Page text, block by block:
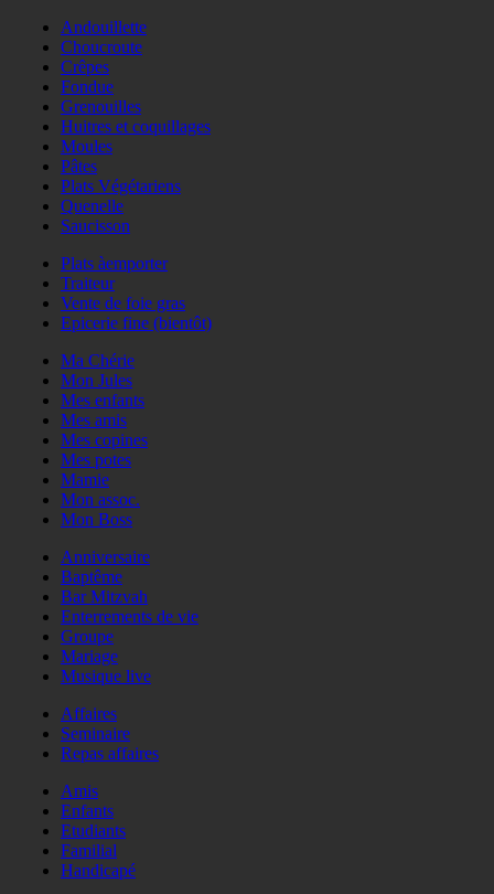
Andouillette
Choucroute
Crêpes
Fondue
Grenouilles
Huitres et coquillages
Moules
Pâtes
Plats Végétariens
Quenelle
Saucisson
Plats àemporter
Traiteur
Vente de foie gras
Epicerie fine (bientôt)
Ma Chérie
Mon Jules
Mes enfants
Mes amis
Mes copines
Mes potes
Mamie
Mon assoc.
Mon Boss
Anniversaire
Baptême
Bar Mitzvah
Enterrements de vie
Groupe
Mariage
Musique live
Affaires
Seminaire
Repas affaires
Amis
Enfants
Etudiants
Familial
Handicapé